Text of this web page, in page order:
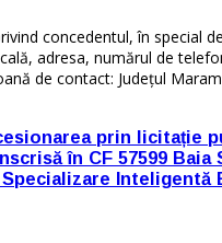
concedentul, în special
adresa, numărul de
de contact: Județul
prin licitație
în CF 57599 Baia
Inteligentă